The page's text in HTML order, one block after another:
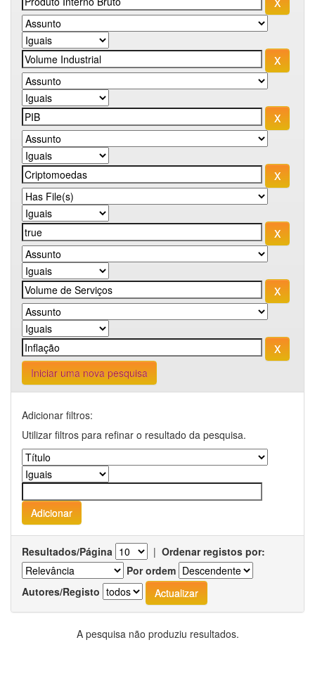
Iniciar uma nova pesquisa
Adicionar filtros:
Utilizar filtros para refinar o resultado da pesquisa.
Resultados/Página | Ordenar registos por:
Por ordem
Autores/Registo
A pesquisa não produziu resultados.